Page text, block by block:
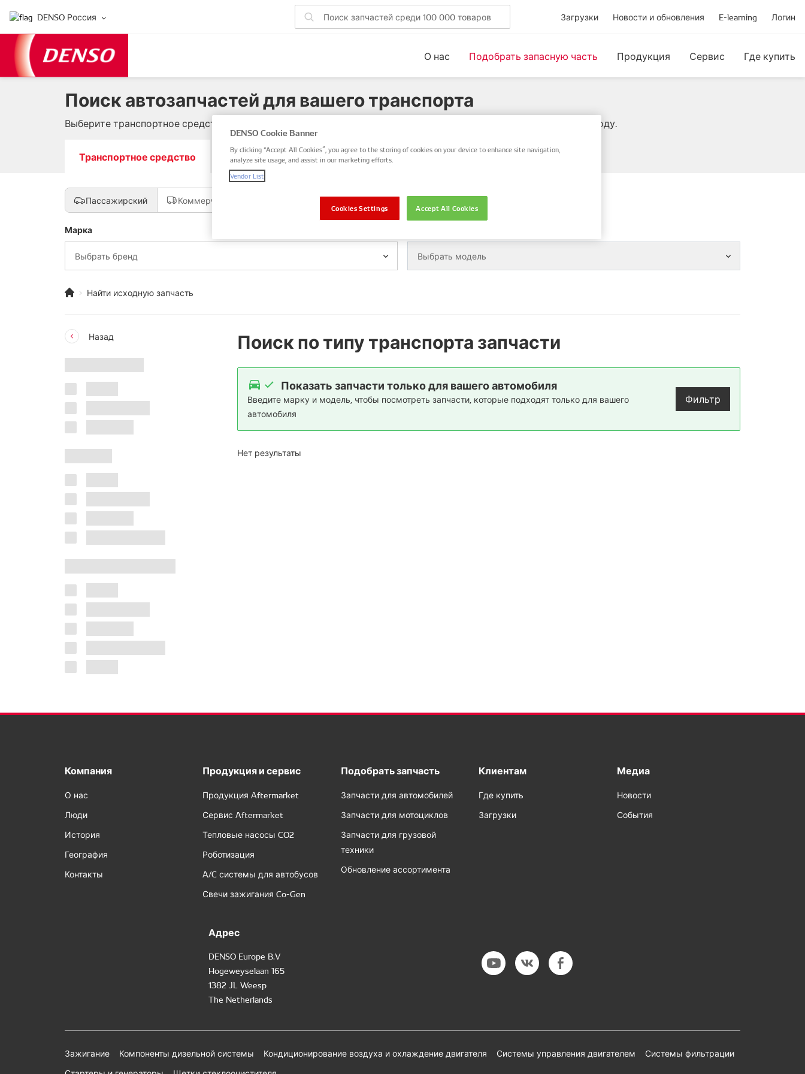
DENSO Россия Загрузки Новости и обновления E-learning Логин
О нас Подобрать запасную часть Продукция Сервис Где купить
Поиск автозапчастей для вашего транспорта
Выберите транспортное средство, введите номер запчасти DENSO или OE или выполните поиск по VIN / Frame-коду.
Транспортное средство Номер запчасти DENSO / OE VIN / Frame
Пассажирский Коммерческий
Марка
Выбрать бренд Выбрать модель
Найти исходную запчасть
Назад Поиск по типу транспорта запчасти
Показать запчасти только для вашего автомобиля
Введите марку и модель, чтобы посмотреть запчасти, которые подходят только для вашего
автомобиля
Фильтр
Нет результаты
Компания
О нас
Люди
История
География
Контакты
Продукция и сервис
Продукция Aftermarket
Сервис Aftermarket
Тепловые насосы CO2
Роботизация
A/C системы для автобусов
Свечи зажигания Co-Gen
Подобрать запчасть
Запчасти для автомобилей
Запчасти для мотоциклов
Запчасти для грузовой
техники
Обновление ассортимента
Клиентам
Где купить
Загрузки
Медиа
Новости
События
Адрес
DENSO Europe B.V
Hogeweyselaan 165
1382 JL Weesp
The Netherlands
Зажигание Компоненты дизельной системы Кондиционирование воздуха и охлаждение двигателя Системы управления двигателем
Системы фильтрации
DENSO Cookie Banner
By clicking “Accept All Cookies”, you agree to the storing of cookies on your device to enhance site navigation,
analyze site usage, and assist in our marketing efforts.
Vendor List
Accept All Cookies
Cookies Settings